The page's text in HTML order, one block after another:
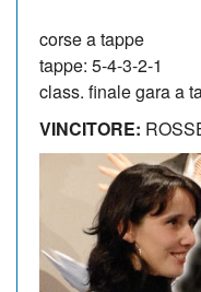
corse a tappe
tappe: 5-4-3-2-1
class. finale gara a
VINCITORE: